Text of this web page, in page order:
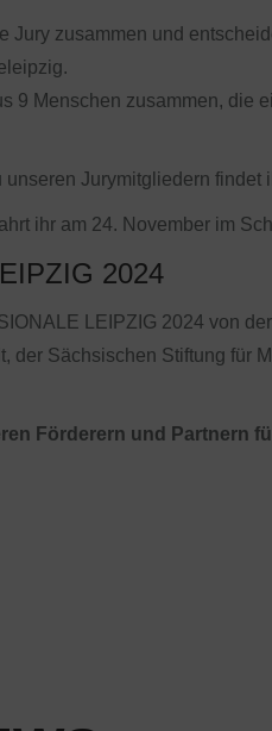
Jury zusammen und
9 Menschen zusammen, die
unseren Jurymitgliedern findet
ihr am 24. November im
2024
LEIPZIG 2024 von
der Sächsischen Stiftung für
Förderern und Partnern